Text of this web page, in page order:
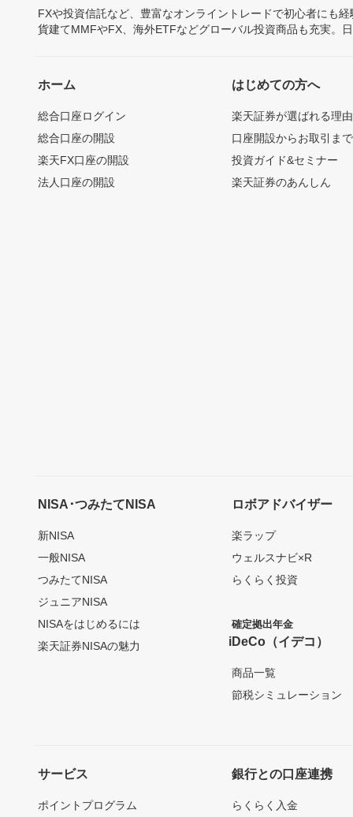
FXや投資信託など、豊富なオンライントレードで初心者にも
貨建てMMFやFX、海外ETFなどグローバル投資商品も充実。
ホーム
総合口座ログイン
総合口座の開設
楽天FX口座の開設
法人口座の開設
はじめての方へ
楽天証券が選ばれる理由
口座開設からお取引ま
投資ガイド&セミナー
楽天証券のあんしん
NISA･つみたてNISA
新NISA
一般NISA
つみたてNISA
ジュニアNISA
NISAをはじめるには
楽天証券NISAの魅力
ロボアドバイザー
楽ラップ
ウェルスナビ×R
らくらく投資
確定拠出年金
iDeCo（イデコ）
商品一覧
節税シミュレーション
サービス
ポイントプログラム
銀行との口座連携
らくらく入金